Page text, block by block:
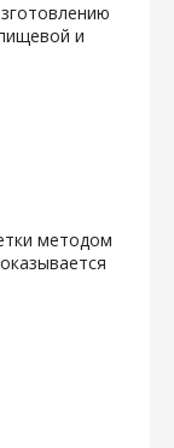
и
методом